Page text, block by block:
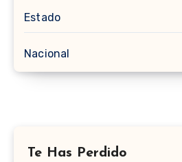
Estado
Nacional
Te Has Perdido